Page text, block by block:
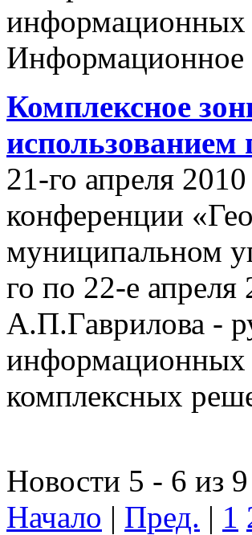
информационных
Информационное
Комплексное
использованием
21-го апреля
конференции
муниципальном
го по 22-е апреля
А.П.Гаврилова -
информационных
комплексных
Новости 5 - 6 из 9
Начало | Пред. | 1